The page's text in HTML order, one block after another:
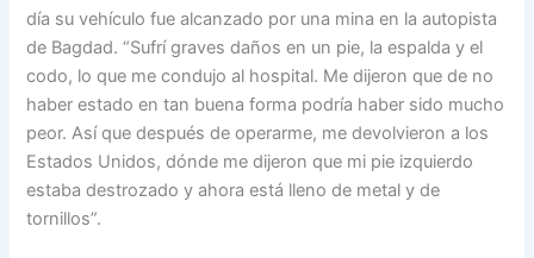
día su vehículo fue alcanzado por una mina en la autopista
de Bagdad. “Sufrí graves daños en un pie, la espalda y el
codo, lo que me condujo al hospital. Me dijeron que de no
haber estado en tan buena forma podría haber sido mucho
peor. Así que después de operarme, me devolvieron a los
Estados Unidos, dónde me dijeron que mi pie izquierdo
estaba destrozado y ahora está lleno de metal y de
tornillos”.